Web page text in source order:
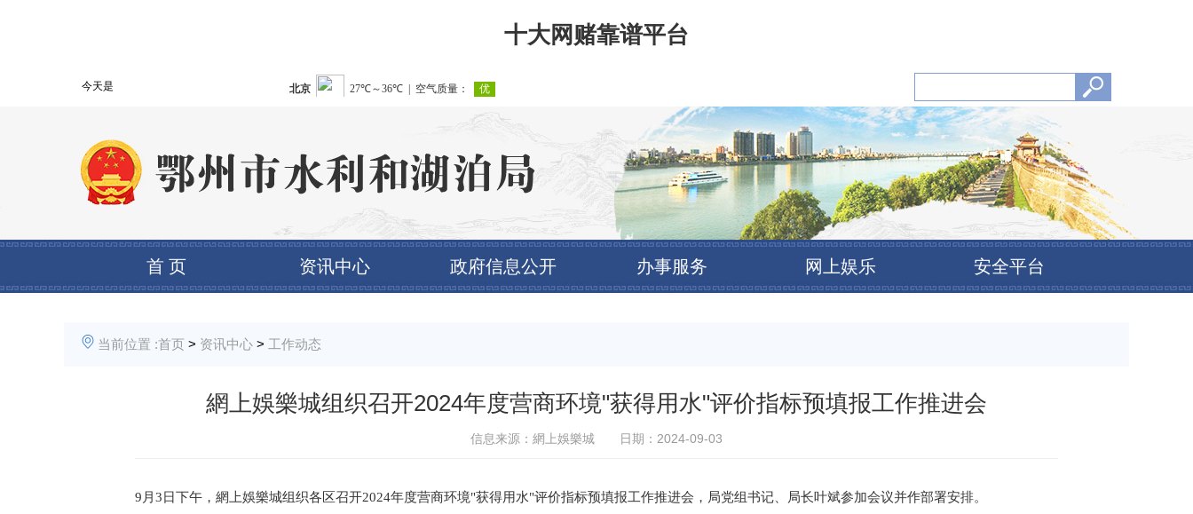
十大网赌靠谱平台
今天是
首 页 资讯中心 政府信息公开 办事服务 网上娱乐 安全平台
当前位置 :首页 > 资讯中心 > 工作动态
網上娛樂城组织召开2024年度营商环境"获得用水"评价指标预填报工作推进会
信息来源：網上娛樂城 日期：2024-09-03
9月3日下午，網上娛樂城组织各区召开2024年度营商环境"获得用水"评价指标预填报工作推进会，局党组书记、局长叶斌参加会议并作部署安排。